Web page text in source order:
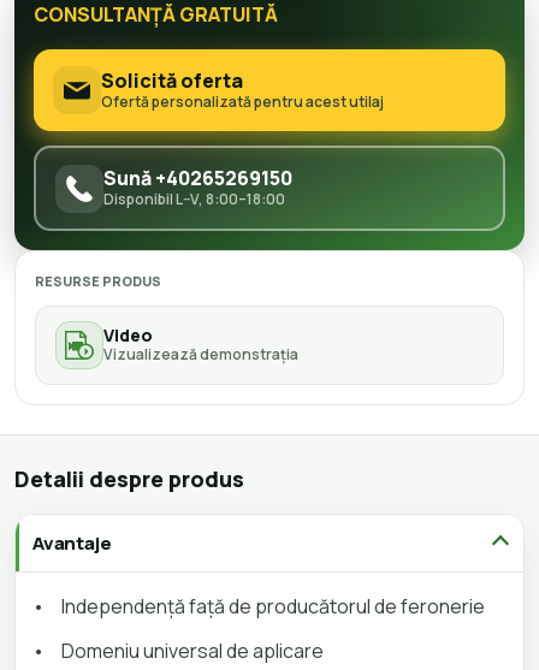
CONSULTANȚĂ GRATUITĂ
Solicită oferta
Ofertă personalizată pentru acest utilaj
Sună +40265269150
Disponibil L–V, 8:00–18:00
RESURSE PRODUS
Video
Vizualizează demonstrația
Detalii despre produs
Avantaje
•
Independență față de producătorul de feronerie
•
Domeniu universal de aplicare